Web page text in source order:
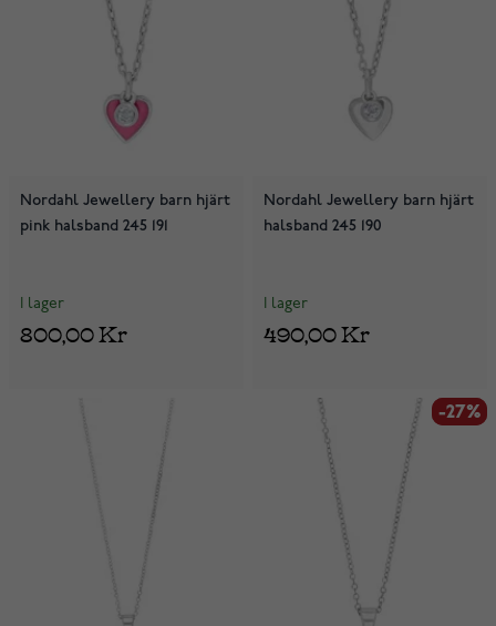
Nordahl Jewellery barn hjärt
pink halsband 245 191
I lager
800,00 Kr
Nordahl Jewellery barn hjärt
halsband 245 190
I lager
490,00 Kr
-27%
-27%